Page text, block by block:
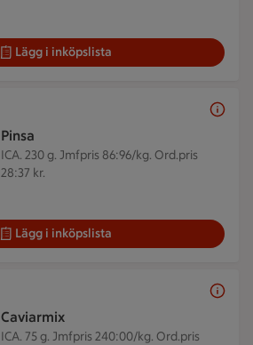
Lägg i inköpslista
Pinsa
ICA. 230 g. Jmfpris 86:96/kg. Ord.pris
28:37 kr.
Lägg i inköpslista
Caviarmix
ICA. 75 g. Jmfpris 240:00/kg. Ord.pris